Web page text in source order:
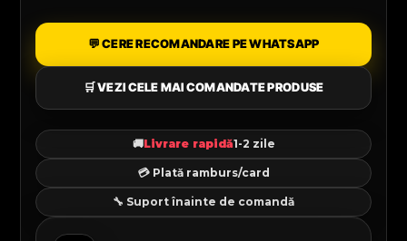
💬 CERE RECOMANDARE PE WHATSAPP
🛒 VEZI CELE MAI COMANDATE PRODUSE
🚚Livrare rapidă1-2 zile
💳 Plată ramburs/card
🔧 Suport înainte de comandă